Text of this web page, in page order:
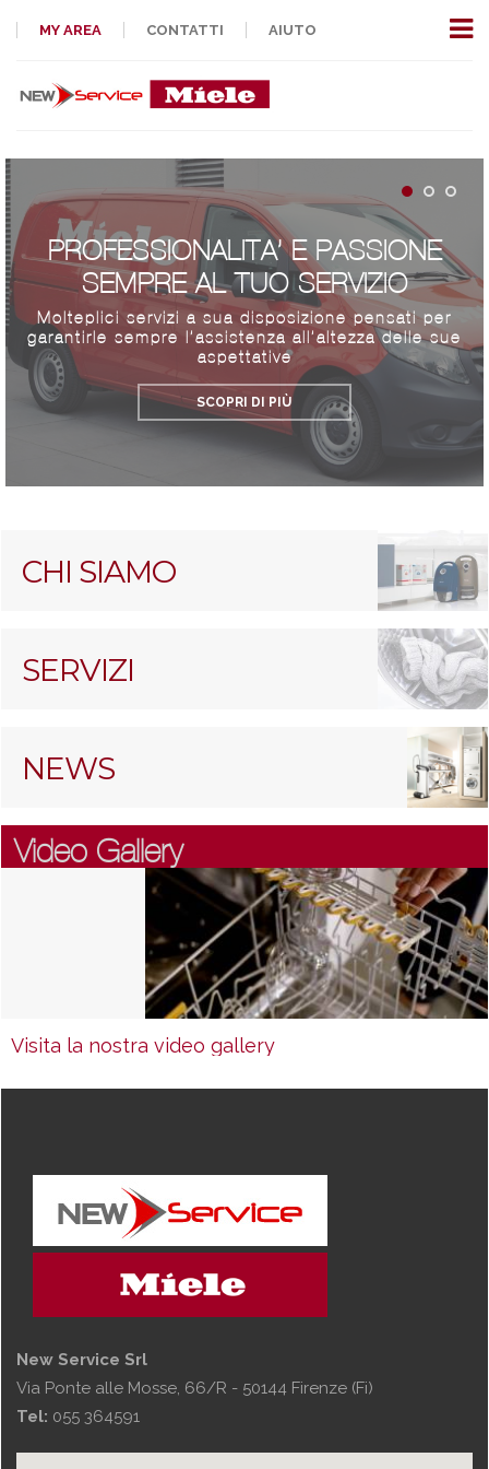
MY AREA CONTATTI AIUTO
PROFESSIONALITA’ E PASSIONE
SEMPRE AL TUO SERVIZIO
Molteplici servizi a sua disposizione pensati per
garantirle sempre l’assistenza all’altezza delle sue
aspettative
SCOPRI DI PIÙ
CHI SIAMO
SERVIZI
NEWS
Video Gallery
Visita la nostra video gallery
New Service Srl
Via Ponte alle Mosse, 66/R - 50144 Firenze (Fi)
Tel: 055 364591